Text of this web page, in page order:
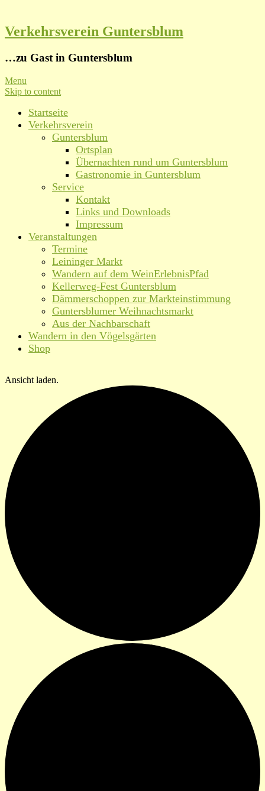
Verkehrsverein Guntersblum
…zu Gast in Guntersblum
Menu
Skip to content
Startseite
Verkehrsverein
Guntersblum
Ortsplan
Übernachten rund um Guntersblum
Gastronomie in Guntersblum
Service
Kontakt
Links und Downloads
Impressum
Veranstaltungen
Termine
Leininger Markt
Wandern auf dem WeinErlebnisPfad
Kellerweg-Fest Guntersblum
Dämmerschoppen zur Markteinstimmung
Guntersblumer Weihnachtsmarkt
Aus der Nachbarschaft
Wandern in den Vögelsgärten
Shop
Ansicht laden.